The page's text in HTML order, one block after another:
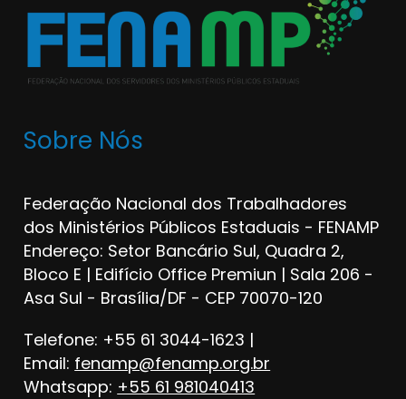
Sobre Nós
Federação Nacional dos Trabalhadores
dos Ministérios Públicos Estaduais - FENAMP
Endereço: Setor Bancário Sul, Quadra 2,
Bloco E | Edifício Office Premiun | Sala 206 -
Asa Sul - Brasília/DF - CEP 70070-120
Telefone: +55 61 3044-1623 |
Email: fenamp@fenamp.org.br
Whatsapp: +55 61 981040413